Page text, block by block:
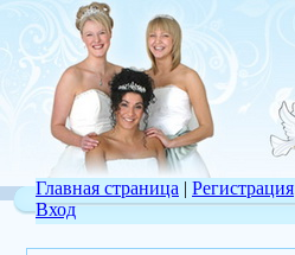
Главная страница | Регистрация
Вход